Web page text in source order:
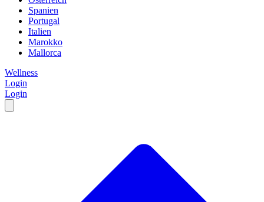
Spanien
Portugal
Italien
Marokko
Mallorca
Wellness
Login
Login